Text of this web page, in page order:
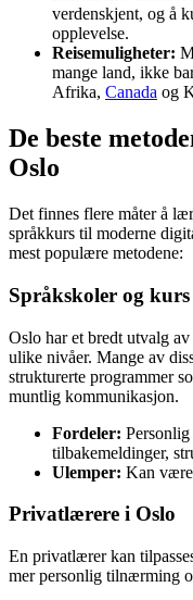
verdenskjent, og å
opplevelse.
Reisemuligheter:
mange land, ikke
Afrika, Canada og
De beste
Oslo
Det finnes flere måter å
språkkurs til moderne
mest populære metodene:
Språkskoler og kurs
Oslo har et bredt utvalg av
ulike nivåer. Mange av
strukturerte programmer
muntlig kommunikasjon.
Fordeler:
tilbakemeldinger,
Ulemper: Kan være
Privatlærere i Oslo
En privatlærer kan
mer personlig tilnærming